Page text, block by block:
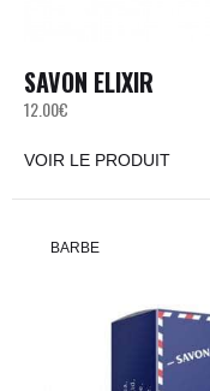
SAVON ELIXIR
12.00€
VOIR LE PRODUIT
BARBE